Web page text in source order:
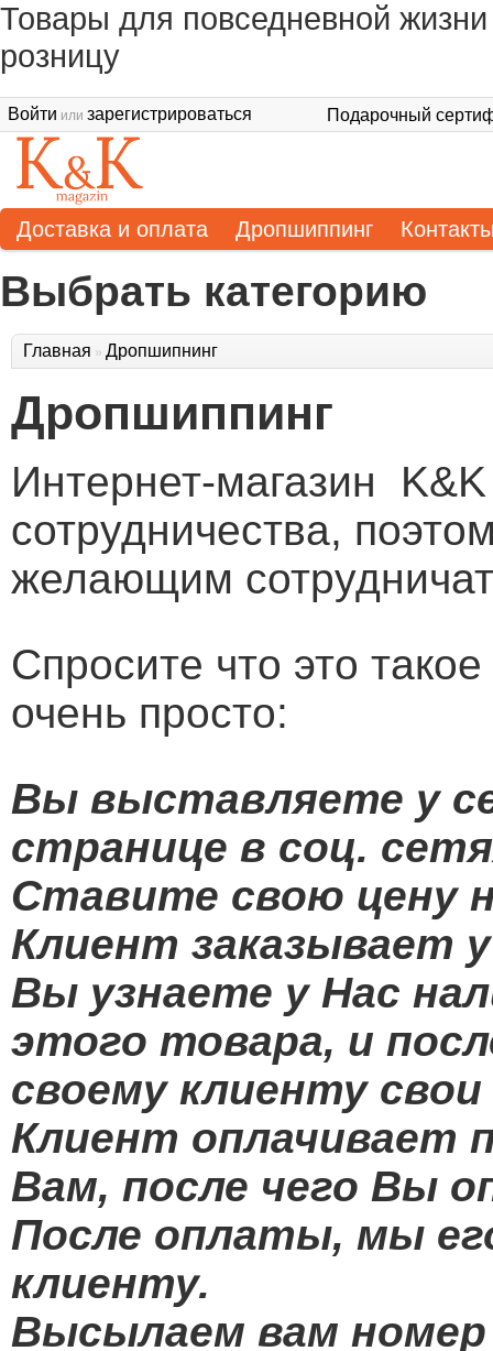
Товары для повседневной
розницу
Войти или зарегистрироваться Подарочный
Доставка и оплата Дропшиппинг
Выбрать категорию
Главная » Дропшипнинг
Дропшиппинг
Интернет-магазин
сотрудничества,
желающим
Спросите что это
очень просто:
Вы выставляете у
странице в соц.
Ставите свою цену
Клиент заказывает
Вы узнаете у Нас
этого товара, и
своему клиенту
Клиент оплачивает
Вам, после чего Вы
После оплаты, мы
клиенту.
Высылаем вам